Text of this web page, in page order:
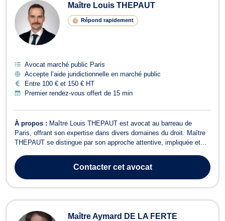
Maître Louis THEPAUT
Répond rapidement
Avocat marché public Paris
Accepte l’aide juridictionnelle en marché public
Entre 100 € et 150 € HT
Premier rendez-vous offert de 15 min
À propos : Maître Louis THEPAUT est avocat au barreau de
Paris, offrant son expertise dans divers domaines du droit. Maître
THEPAUT se distingue par son approche attentive, impliquée et
fiable et professionnel.
Contactercet avocat
Maître Aymard DE LA FERTE